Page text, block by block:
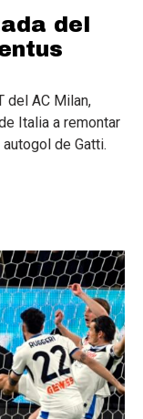
del
del AC Milan,
Italia a remontar
de Gatti.